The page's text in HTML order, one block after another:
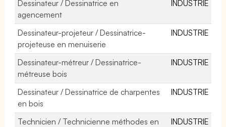
Dessinateur / Dessinatrice en
agencement
INDUSTRIE
Dessinateur-projeteur / Dessinatrice-
projeteuse en menuiserie
INDUSTRIE
Dessinateur-métreur / Dessinatrice-
métreuse bois
INDUSTRIE
Dessinateur / Dessinatrice de charpentes
en bois
INDUSTRIE
Technicien / Technicienne méthodes en
INDUSTRIE